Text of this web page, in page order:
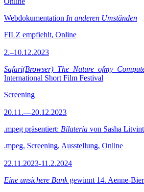
Webdokumentation In anderen Umständen
FILZ empfiehlt, Online
2.–10.12.2023
International Short Film Festival
Screening
20.11.—20.12.2023
.mpeg präsentiert: Bilateria von Sasha
.mpeg, Screening, Ausstellung, Online
22.11.2023-11.2.2024
Eine unsichere Bankgewinnt 14. Aenne-